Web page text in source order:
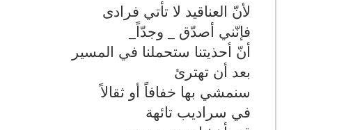
لأنّ العناقيد لا تأتي فرادى
فإنّني أصدّق _ وجدّاً
أنّ أحذيتنا ستحملنا في المسير
بعد أن تهترئ
سنمشي بها خفافاً أو ثقالاً
في سراديب تائهة